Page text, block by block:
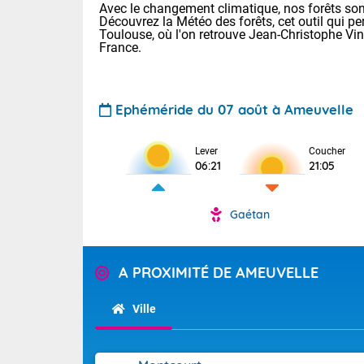
Pour la
Tendance
Avec le changement climatique, nos forêts
Découvrez la Météo des forêts, cet outil qui
Toulouse, où l'on retrouve Jean-Christophe
France.
Ephéméride du 07 août à Ameuvelle
Lever
06:21
Coucher
21:05
Gaétan
A PROXIMITÉ DE AMEUVELLE
Ville
Voici les
22/14 Paris :
Clermont-
Lille : 25/15
Demain
Très